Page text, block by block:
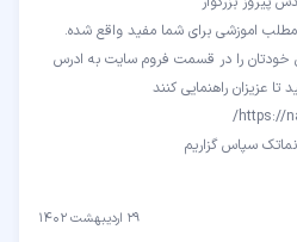
را در قسمت فروم سایت به ادرس
۲۹ اردیبهشت ۱۴۰۲